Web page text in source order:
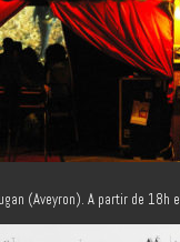
(Aveyron). A partir de 18h